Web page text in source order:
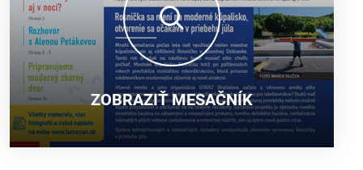
ZOBRAZIŤ MESAČNÍK